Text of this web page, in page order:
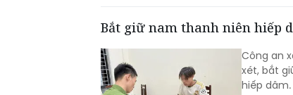
Bắt giữ nam thanh niên hiếp
Công an
xét, bắt
hiếp dâm.